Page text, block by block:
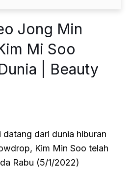
Jong Min
Mi Soo
| Beauty
datang dari dunia hiburan
Kim Min Soo telah
Rabu (5/1/2022)